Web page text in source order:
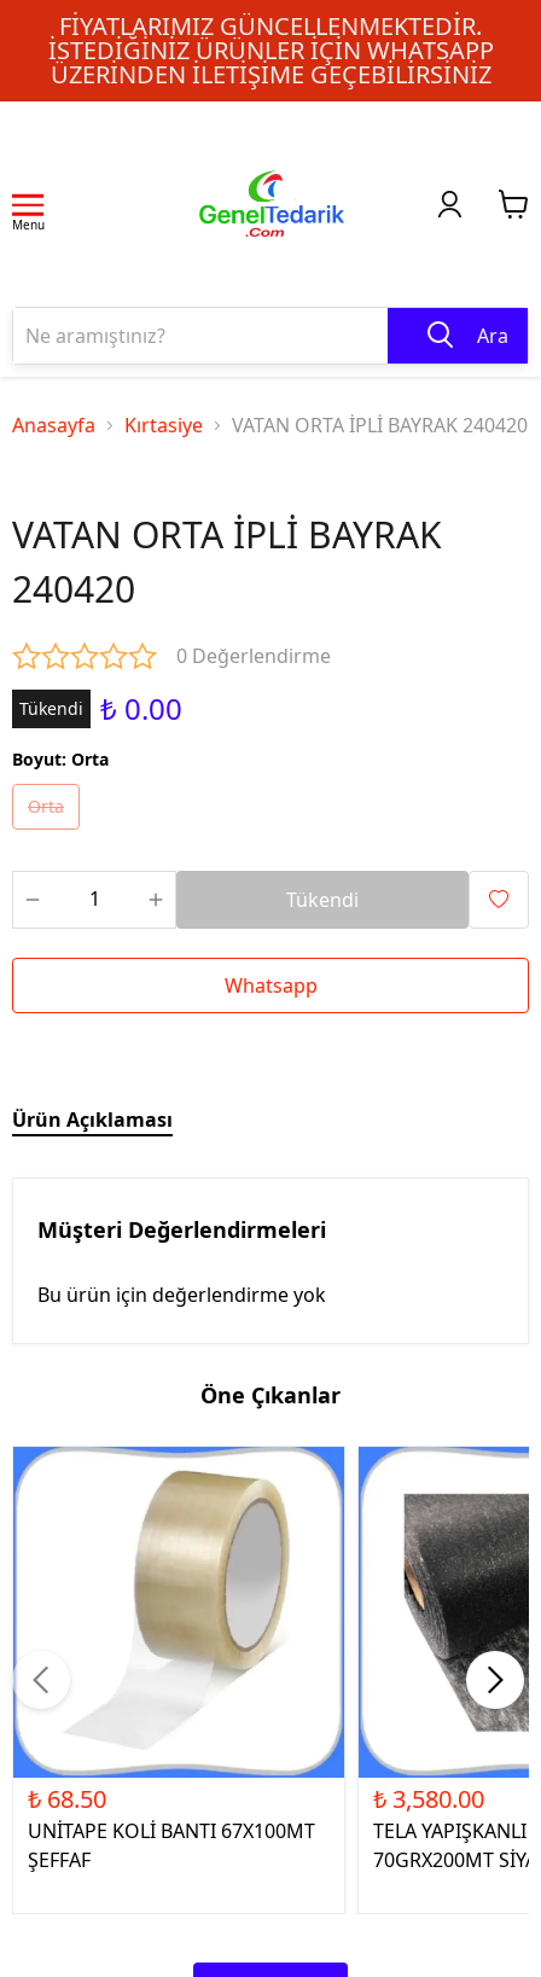
FIYATLARIMIZ GÜNCELLENMEKTEDIR.
İSTEDIĞINIZ ÜRÜNLER IÇIN WHATSAPP
ÜZERINDEN ILETIŞIME GEÇEBILIRSINIZ
Menu
Ara
Anasayfa Kırtasiye VATAN ORTA İPLİ BAYRAK 240420
VATAN ORTA İPLİ BAYRAK
240420
0 Değerlendirme
Tükendi ₺ 0.00
Boyut: Orta
Orta
Tükendi
Whatsapp
Ürün Açıklaması
Müşteri Değerlendirmeleri
Bu ürün için değerlendirme yok
Öne Çıkanlar
₺ 68.50
UNİTAPE KOLİ BANTI 67X100MT
ŞEFFAF
₺ 3,580.00
TELA YAPIŞKANLI
70GRX200MT